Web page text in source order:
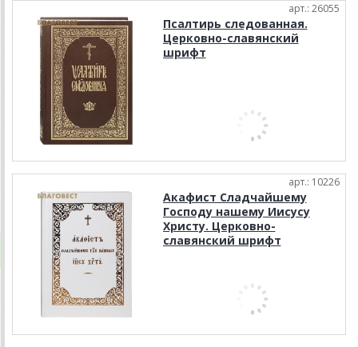
арт.: 26055
Псалтирь следованная.
Церковно-славянский
шрифт
арт.: 10226
Акафист Сладчайшему
Господу нашему Иисусу
Христу. Церковно-
славянский шрифт